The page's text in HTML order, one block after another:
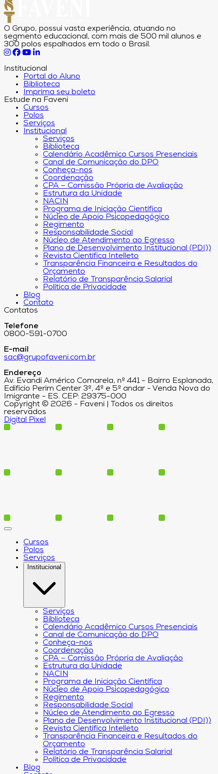
O Grupo, possui vasta experiência, atuando no
segmento educacional, com mais de 500 mil alunos e
300 polos espalhados em todo o Brasil.
Institucional
Portal do Aluno
Biblioteca
Imprima seu boleto
Estude na Faveni
Cursos
Polos
Serviços
Institucional
Serviços
Biblioteca
Calendário Acadêmico Cursos Presenciais
Canal de Comunicação do DPO
Conheça-nos
Coordenação
CPA – Comissão Própria de Avaliação
Estrutura da Unidade
NACIN
Programa de Iniciação Científica
Núcleo de Apoio Psicopedagógico
Regimento
Responsabilidade Social
Núcleo de Atendimento ao Egresso
Plano de Desenvolvimento Institucional (PDI))
Revista Científica Intelleto
Transparência Financeira e Resultados do
Orçamento
Relatório de Transparência Salarial
Política de Privacidade
Blog
Contato
Contatos
Telefone
0800-591-0700
E-mail
sac@grupofaveni.com.br
Endereço
Av. Evandi Américo Comarela, nº 441 - Bairro Esplanada,
Edifício Perim Center 3º, 4º e 5º andar - Venda Nova do
Imigrante - ES. CEP: 29375-000
Copyright © 2026 - Faveni | Todos os direitos
reservados
Digital Pixel
Cursos
Polos
Serviços
Institucional
Serviços
Biblioteca
Calendário Acadêmico Cursos Presenciais
Canal de Comunicação do DPO
Conheça-nos
Coordenação
CPA – Comissão Própria de Avaliação
Estrutura da Unidade
NACIN
Programa de Iniciação Científica
Núcleo de Apoio Psicopedagógico
Regimento
Responsabilidade Social
Núcleo de Atendimento ao Egresso
Plano de Desenvolvimento Institucional (PDI))
Revista Científica Intelleto
Transparência Financeira e Resultados do
Orçamento
Relatório de Transparência Salarial
Política de Privacidade
Blog